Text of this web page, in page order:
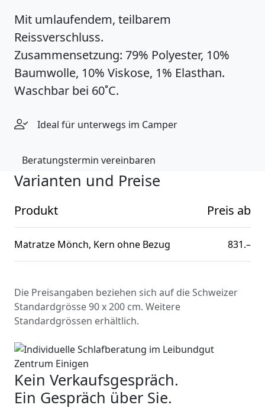
Mit umlaufendem, teilbarem
Reissverschluss.
Zusammensetzung: 79% Polyester, 10%
Baumwolle, 10% Viskose, 1% Elasthan.
Waschbar bei 60˚C.
Ideal für unterwegs im Camper
Beratungstermin vereinbaren
Varianten und Preise
Produkt Preis ab
Matratze Mönch, Kern ohne Bezug 831.–
Die Preisangaben beziehen sich auf die Schweizer
Standardgrösse 90 x 200 cm. Weitere
Standardgrössen erhältlich.
Kein Verkaufsgespräch.
Ein Gespräch über Sie.